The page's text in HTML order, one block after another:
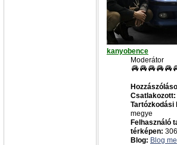
kanyobence
Moderátor
Csatlakozott:
Tartózkodási
megye
Felhasználó
térképen:
Blog: Blog